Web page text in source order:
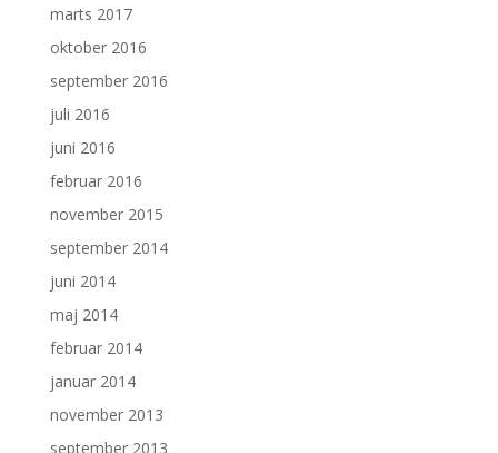
marts 2017
oktober 2016
september 2016
juli 2016
juni 2016
februar 2016
november 2015
september 2014
juni 2014
maj 2014
februar 2014
januar 2014
november 2013
september 2013